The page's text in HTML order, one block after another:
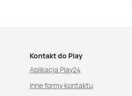
Kontakt do Play
Aplikacja Play24
Inne formy kontaktu